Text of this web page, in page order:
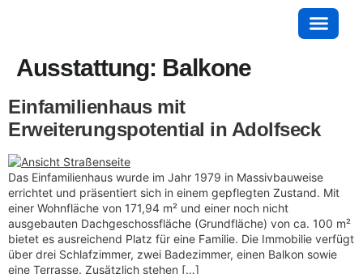
Ausstattung: Balkone
Einfamilienhaus mit
Erweiterungspotential in Adolfseck
Das Einfamilienhaus wurde im Jahr 1979 in Massivbauweise
errichtet und präsentiert sich in einem gepflegten Zustand. Mit
einer Wohnfläche von 171,94 m² und einer noch nicht
ausgebauten Dachgeschossfläche (Grundfläche) von ca. 100 m²
bietet es ausreichend Platz für eine Familie. Die Immobilie verfügt
über drei Schlafzimmer, zwei Badezimmer, einen Balkon sowie
eine Terrasse. Zusätzlich stehen […]